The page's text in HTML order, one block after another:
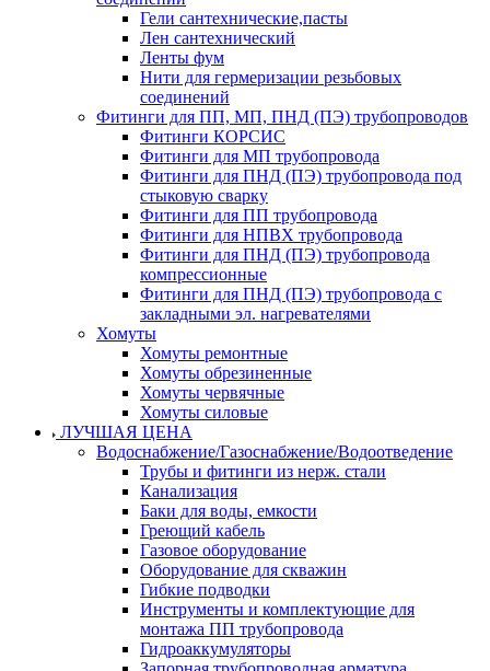
Гели сантехнические,пасты
Лен сантехнический
Ленты фум
Нити для гермеризации резьбовых
соединений
Фитинги для ПП, МП, ПНД (ПЭ) трубопроводов
Фитинги КОРСИС
Фитинги для МП трубопровода
Фитинги для ПНД (ПЭ) трубопровода под
стыковую сварку
Фитинги для ПП трубопровода
Фитинги для НПВХ трубопровода
Фитинги для ПНД (ПЭ) трубопровода
компрессионные
Фитинги для ПНД (ПЭ) трубопровода с
закладными эл. нагревателями
Хомуты
Хомуты ремонтные
Хомуты обрезиненные
Хомуты червячные
Хомуты силовые
ЛУЧШАЯ ЦЕНА
Водоснабжение/Газоснабжение/Водоотведение
Трубы и фитинги из нерж. стали
Канализация
Баки для воды, емкости
Греющий кабель
Газовое оборудование
Оборудование для скважин
Гибкие подводки
Инструменты и комплектующие для
монтажа ПП трубопровода
Гидроаккумуляторы